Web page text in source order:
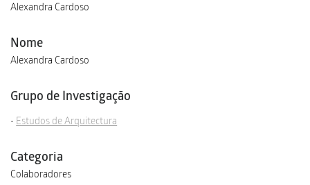
Alexandra Cardoso
Nome
Alexandra Cardoso
Grupo de Investigação
Estudos de Arquitectura
Categoria
Colaboradores